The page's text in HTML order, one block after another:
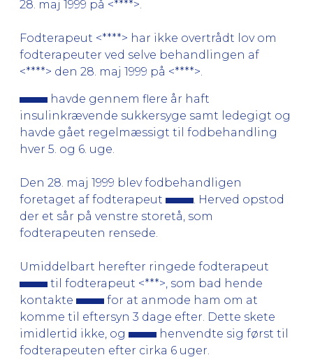
28. maj 1999 på <****>.
Fodterapeut <****> har ikke overtrådt lov om
fodterapeuter ved selve behandlingen af
<****> den 28. maj 1999 på <****>.
havde gennem flere år haft
insulinkrævende sukkersyge samt ledegigt og
havde gået regelmæssigt til fodbehandling
hver 5. og 6. uge.
Den 28. maj 1999 blev fodbehandligen
foretaget af fodterapeut
. Herved opstod
der et sår på venstre storetå, som
fodterapeuten rensede.
Umiddelbart herefter ringede fodterapeut
til fodterapeut <***>, som bad hende
kontakte
for at anmode ham om at
komme til eftersyn 3 dage efter. Dette skete
imidlertid ikke, og
henvendte sig først til
fodterapeuten efter cirka 6 uger.